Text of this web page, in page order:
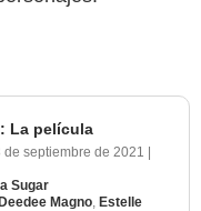
La película
de septiembre de 2021 |
Sugar
Magno Estelle